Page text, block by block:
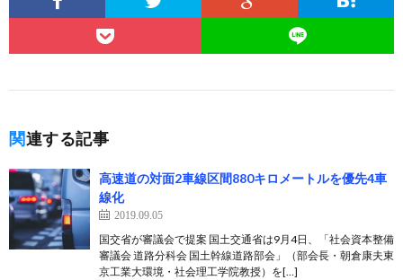
関連する記事
高速道の対面2車線区間880キロメートルを優先4車
線化
2019.09.05
国交省が審議会で提案 国土交通省は9月4日、「社会資本整備
審議会 道路分科会 国土幹線道路部会」（部会長・朝倉康夫東
京工業大環境・社会理工学院教授）を[…]